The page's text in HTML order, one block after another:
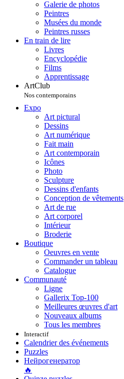
Galerie de photos
Peintres
Musées du monde
Peintres russes
En train de lire
Livres
Encyclopédie
Films
Apprentissage
ArtClub
Nos contemporains
Expo
Art pictural
Dessins
Art numérique
Fait main
Art contemporain
Icônes
Photo
Sculpture
Dessins d'enfants
Conception de vêtements
Art de rue
Art corporel
Intérieur
Broderie
Boutique
Oeuvres en vente
Commander un tableau
Catalogue
Communauté
Ligne
Gallerix Top-100
Meilleures œuvres d'art
Nouveaux albums
Tous les membres
Interactif
Calendrier des événements
Puzzles
Нейрогенератор
🔥